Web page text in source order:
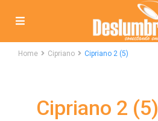
Home Cipriano Cipriano 2 (5)
Cipriano 2 (5)